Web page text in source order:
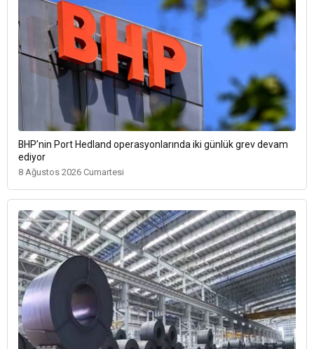
BHP’nin Port Hedland operasyonlarında iki günlük grev devam
ediyor
8 Ağustos 2026 Cumartesi